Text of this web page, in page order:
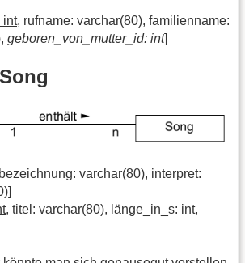
int, rufname: varchar(80), familienname:
geboren_von_mutter_id: int]
varchar(80), interpret:
, titel: varchar(80), länge_in_s: int,